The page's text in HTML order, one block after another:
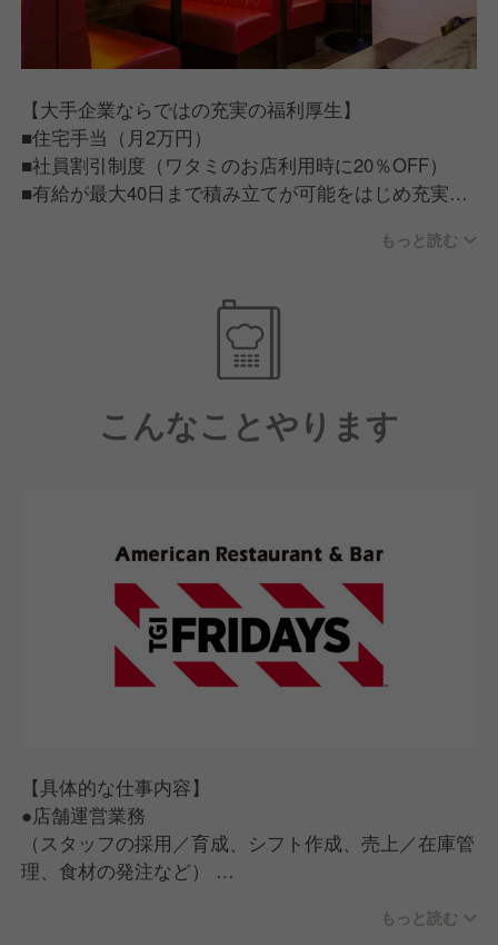
【大手企業ならではの充実の福利厚生】
■住宅手当（月2万円）
■社員割引制度（ワタミのお店利用時に20％OFF）
■有給が最大40日まで積み立てが可能をはじめ充実の
■ワタミで働く従業員は「人が良い」。仕事だけでは
ない一生ものの仲間が見つかる。
■ワタミチャレンジアワード/仲間と夢を語る会等従業
員のキャリア実現に力を入れた制度もあり、この会社
にいれば成長できそう。
もっと読む
こんなことやります
【具体的な仕事内容】
●店舗運営業務
（スタッフの採用／育成、シフト作成、売上／在庫管
理、食材の発注など）
（お客さま対応、ご案内、オーダー受付、料理、ドリ
もっと読む